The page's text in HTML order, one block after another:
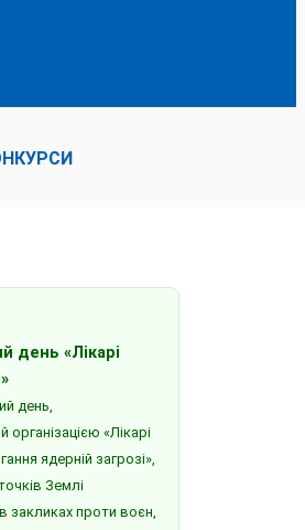
день «Лікарі
день,
«Лікарі
ядерній загрозі»,
Землі
закликах проти воєн,